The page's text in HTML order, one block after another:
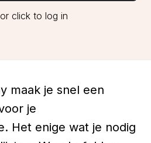
or click to log in
maak je snel een
je
Het enige wat je nodig